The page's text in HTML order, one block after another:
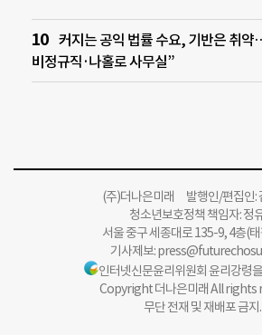
커지는 공익 법률 수요, 기반은 취
비정규직·나홀로 사무실”
(주)더나은미래 발행인/편집인:
청소년보호정책 책임자: 정
서울 중구 세종대로 135-9, 4층(
기사제보:
인터넷신문윤리위원회 윤리강령
Copyright 더나은미래 All rights
무단 전재 및 재배포 금지.